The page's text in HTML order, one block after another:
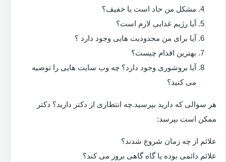
مشکل من حاد است یا خفیف؟
آیا رژیم غذایی لازم است؟
آیا برای من محدودیت هایی وجود دارد ؟
بهترین اقدام چیست؟
آیا بروشوری وجود دارد؟ چه وب سایت هایی را توصیه
می کنید؟
هر سوالی که دارید بپرسید.چه انتظاری از دکتر دارید؟ دکتر
ممکن است بپرسد:
علائم از چه زمان شروع شدند؟
علائم دائمی بوده یا گاه گاهی بروز می کند؟